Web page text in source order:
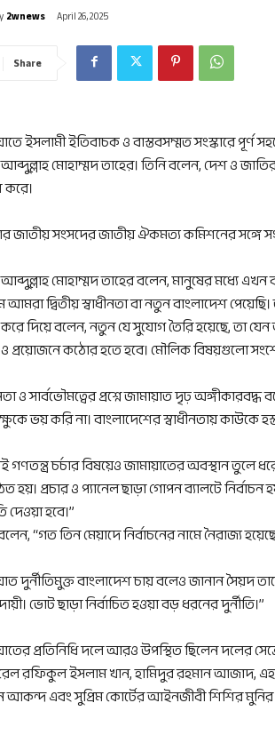
2wnews April 26, 2025
Share
ইসলামী ইতিবাচক ও বাস্তবসম্মত সংস্কারে
মোহাম্মদ তাহের। তিনি বলেন, দেশ ও
জাতীয় সংসদের জাতীয় ঐকমত্য কমিশনের সঙ্গে
মোহাম্মদ তাহের বলেন, মানুষের মধ্যে
আমরা দ্বিতীয় স্বাধীনতা বা নতুন বাংলাদেশ
দিয়ে বলেন, নতুন যে সুযোগ তৈরি হয়েছে, তা
প্রয়োজনে কঠোর হতে হবে। মৌলিক বিষয়গুলো
ও সার্বভৌমত্বের প্রশ্নে জামায়াত দৃঢ়
ভয় করি না। বাংলাদেশের স্বাধীনতায় কাউকে
গণতন্ত্র চর্চার বিষয়েও জামায়াতের অবস্থান তুলে
হয়। প্রচার ও প্যানেল ছাড়া গোপন ব্যালটে
দেওয়া হবে।”
“গত তিন মেয়াদে নির্বাচনের নামে নৈরাজ্য
দুর্নীতিমুক্ত বাংলাদেশ চায় বলেও জানান সৈয়দ
ভোট ছাড়া নির্বাচিত হওয়া বড় ধরনের দুর্নীতি।”
প্রতিনিধি দলে আরও উপস্থিত ছিলেন দলের
রফিকুল ইসলাম খান, হামিদুর রহমান আজাদ,
আকন্দ এবং সুপ্রিম কোর্টের আইনজীবী শিশির মুনির